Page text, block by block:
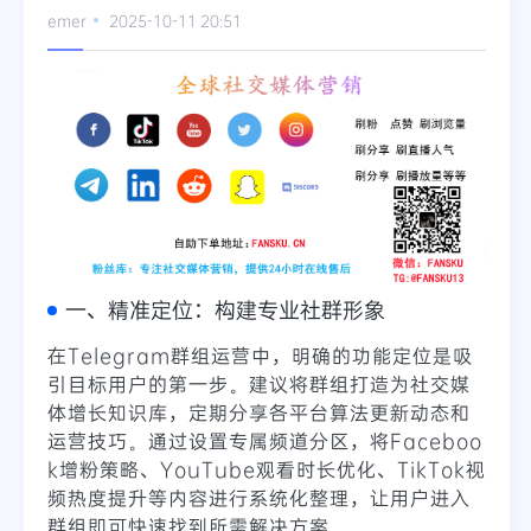
emer 2025-10-11 20:51
一、精准定位：构建专业社群形象
在Telegram群组运营中，明确的功能定位是吸
引目标用户的第一步。建议将群组打造为社交媒
体增长知识库，定期分享各平台算法更新动态和
运营技巧。通过设置专属频道分区，将Faceboo
k增粉策略、YouTube观看时长优化、TikTok视
频热度提升等内容进行系统化整理，让用户进入
群组即可快速找到所需解决方案。